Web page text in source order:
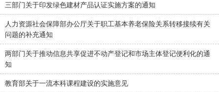
三部门关于印发绿色建材产品认证实施方案的通知
人力资源社会保障部办公厅关于职工基本养老保险关系转移接续有关
问题的补充通知
两部门关于推动信息共享促进不动产登记和市场主体登记便利化的通
知
教育部关于一流本科课程建设的实施意见